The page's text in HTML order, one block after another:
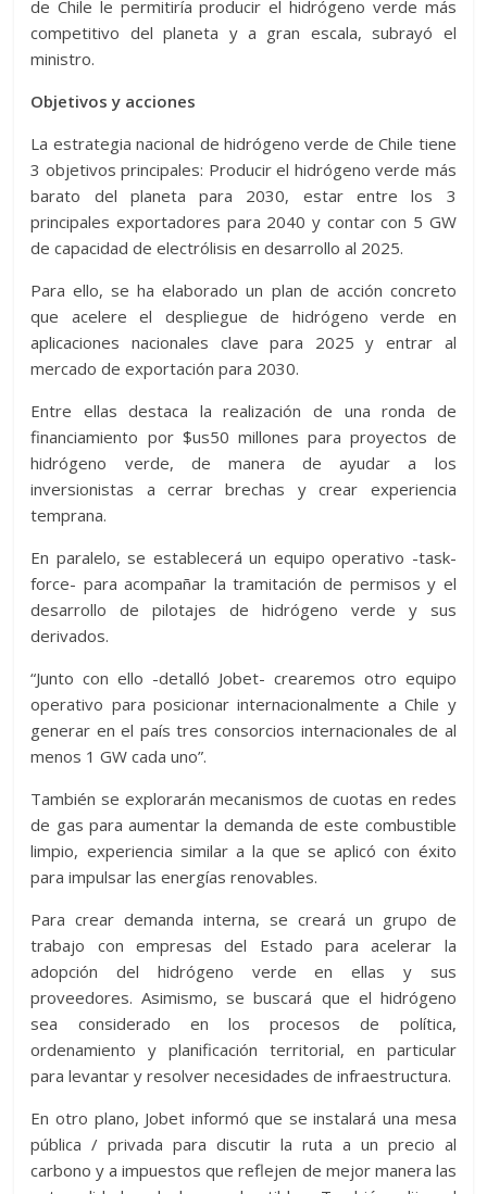
de Chile le permitiría producir el hidrógeno verde más
competitivo del planeta y a gran escala, subrayó el
ministro.
Objetivos y acciones
La estrategia nacional de hidrógeno verde de Chile tiene
3 objetivos principales: Producir el hidrógeno verde más
barato del planeta para 2030, estar entre los 3
principales exportadores para 2040 y contar con 5 GW
de capacidad de electrólisis en desarrollo al 2025.
Para ello, se ha elaborado un plan de acción concreto
que acelere el despliegue de hidrógeno verde en
aplicaciones nacionales clave para 2025 y entrar al
mercado de exportación para 2030.
Entre ellas destaca la realización de una ronda de
financiamiento por $us50 millones para proyectos de
hidrógeno verde, de manera de ayudar a los
inversionistas a cerrar brechas y crear experiencia
temprana.
En paralelo, se establecerá un equipo operativo -task-
force- para acompañar la tramitación de permisos y el
desarrollo de pilotajes de hidrógeno verde y sus
derivados.
“Junto con ello -detalló Jobet- crearemos otro equipo
operativo para posicionar internacionalmente a Chile y
generar en el país tres consorcios internacionales de al
menos 1 GW cada uno”.
También se explorarán mecanismos de cuotas en redes
de gas para aumentar la demanda de este combustible
limpio, experiencia similar a la que se aplicó con éxito
para impulsar las energías renovables.
Para crear demanda interna, se creará un grupo de
trabajo con empresas del Estado para acelerar la
adopción del hidrógeno verde en ellas y sus
proveedores. Asimismo, se buscará que el hidrógeno
sea considerado en los procesos de política,
ordenamiento y planificación territorial, en particular
para levantar y resolver necesidades de infraestructura.
En otro plano, Jobet informó que se instalará una mesa
pública / privada para discutir la ruta a un precio al
carbono y a impuestos que reflejen de mejor manera las